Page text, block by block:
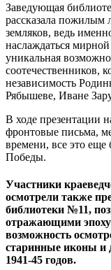
Заведующая
рассказала пожилым
земляков, ведь
наслаждаться
уникальная
соотечественников,
независимость
Рябышеве, Иване
В ходе презентации
фронтовые письма,
времени, все это
Победы.
Участники
осмотрели также
библиотеки №11,
отражающими эпоху
возможность
старинные иконы и
1941-45 годов.